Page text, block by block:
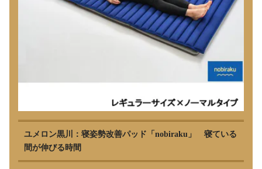
ユメロン黒川：寝姿勢改善パッド「nobiraku」 寝ている
間が伸びる時間